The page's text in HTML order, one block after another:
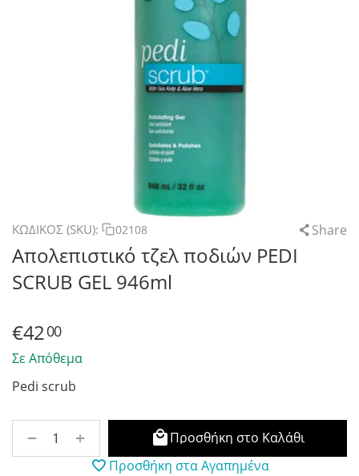
ΚΩΔΙΚΟΣ (SKU): 02108 Share
Απολεπιστικό τζελ ποδιών PEDI
SCRUB GEL 946ml
€4200
Σε Απόθεμα
Pedi scrub
+
−
Προσθήκη στο Καλάθι
Προσθήκη στα Αγαπημένα